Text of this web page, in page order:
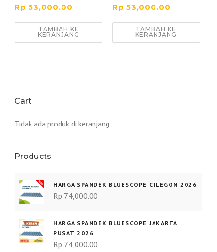
Rp 53,000.00
TAMBAH KE
KERANJANG
Rp 53,000.00
TAMBAH KE
KERANJANG
Cart
Tidak ada produk di keranjang.
Products
HARGA SPANDEK BLUESCOPE CILEGON 2026
Rp 74,000.00
HARGA SPANDEK BLUESCOPE JAKARTA
PUSAT 2026
Rp 74,000.00